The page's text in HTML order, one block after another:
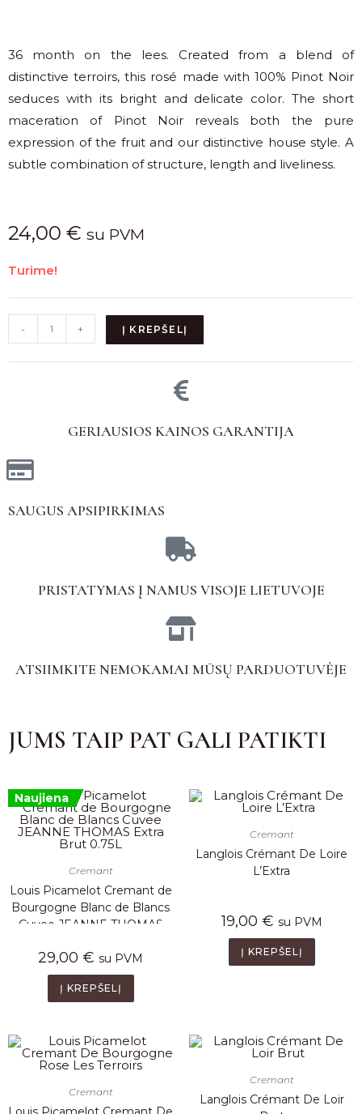
36 month on the lees. Created from a blend of
distinctive terroirs, this rosé made with 100% Pinot Noir
seduces with its bright and delicate color. The short
maceration of Pinot Noir reveals both the pure
expression of the fruit and our distinctive house style. A
subtle combination of structure, length and liveliness.
24,00 € su PVM
Turime!
- + Į KREPŠELĮ
GERIAUSIOS KAINOS GARANTIJA
SAUGUS APSIPIRKIMAS
PRISTATYMAS Į NAMUS VISOJE LIETUVOJE
ATSIIMKITE NEMOKAMAI MŪSŲ PARDUOTUVĖJE
JUMS TAIP PAT GALI PATIKTI
Naujiena
Cremant
Louis Picamelot Cremant de
Bourgogne Blanc de Blancs
Cuvee JEANNE THOMAS
29,00 € su PVM
Į KREPŠELĮ
Cremant
Langlois Crémant De Loire
L’Extra
19,00 € su PVM
Į KREPŠELĮ
Cremant
Cremant
Langlois Crémant De Loir